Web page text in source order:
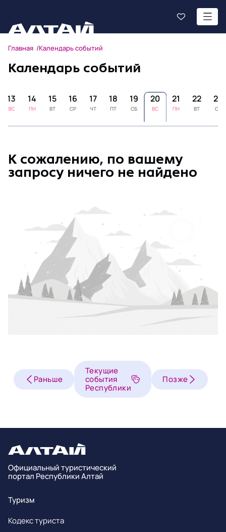
Главная Календарь событий
Календарь событий
13
ВС
14
ПН
15
ВТ
16
СР
17
ЧТ
18
ПТ
19
СБ
20
ВС
21
ПН
22
ВТ
23
СР
К сожалению, по вашему
запросу ничего не найдено
Раньше
Текущие
события
Республики
Позже
Официальный туристический
портал Республики Алтай
Туризм
Кодекс туриста